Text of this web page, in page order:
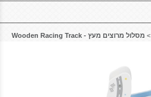
> מסלול מרוצים מעץ - ‏‏‏‏Wooden Racing Track